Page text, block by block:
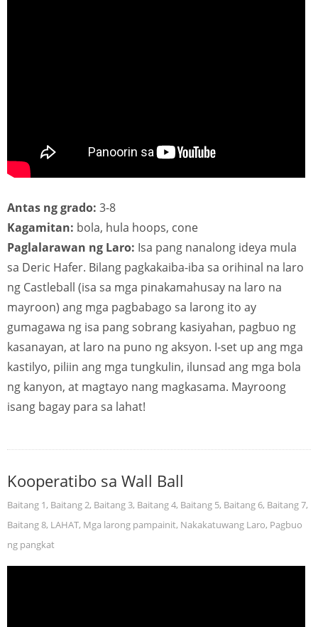
Antas ng grado: 3-8
Kagamitan: bola, hula hoops, cone
Paglalarawan ng Laro: Isa pang nanalong ideya mula
sa Deric Hafer. Bilang pagkakaiba-iba sa orihinal na laro
ng Castleball (isa sa mga pinakamahusay na laro na
mayroon) ang mga pagbabago sa larong ito ay
gumagawa ng isa pang sobrang kasiyahan, pagbuo ng
kasanayan, at laro na puno ng aksyon. I-set up ang mga
kastilyo, piliin ang mga tungkulin, ilunsad ang mga bola
ng kanyon, at magtayo nang magkasama. Mayroong
isang bagay para sa lahat!
Kooperatibo sa Wall Ball
Baitang 1, Baitang 2, Baitang 3, Baitang 4, Baitang 5, Baitang 6, Baitang 7,
Baitang 8, LAHAT, Mga larong pampainit, Nakakatuwang Laro, Pagbuo
ng pangkat